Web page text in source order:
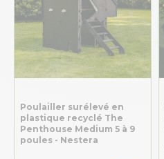
Poulailler surélevé en
plastique recyclé The
Penthouse Medium 5 à 9
poules - Nestera